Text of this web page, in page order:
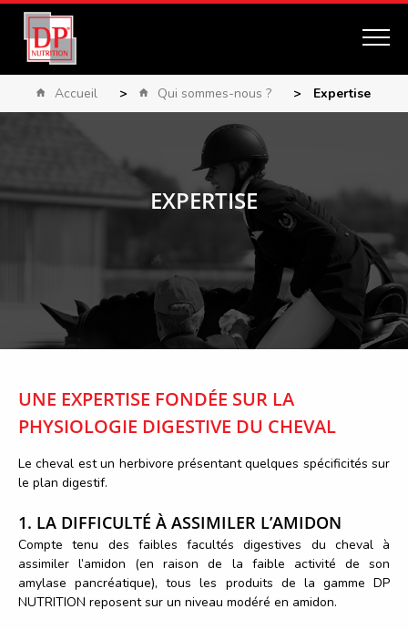
Accueil > Qui sommes-nous ? > Expertise
EXPERTISE
UNE EXPERTISE FONDÉE SUR LA
PHYSIOLOGIE DIGESTIVE DU CHEVAL
Le cheval est un herbivore présentant quelques spécificités sur
le plan digestif.
1. LA DIFFICULTÉ À ASSIMILER L’AMIDON
Compte tenu des faibles facultés digestives du cheval à
assimiler l’amidon (en raison de la faible activité de son
amylase pancréatique), tous les produits de la gamme DP
NUTRITION reposent sur un niveau modéré en amidon.